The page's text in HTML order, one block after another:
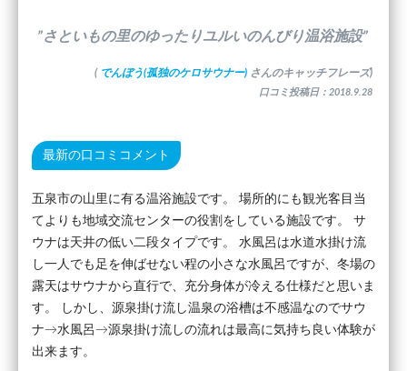
”さといもの里のゆったりユルいのんびり温浴施設”
( でんぼう(孤独のケロサウナー) さんのキャッチフレーズ)
口コミ投稿日：2018.9.28
最新の口コミコメント
五泉市の山里に有る温浴施設です。 場所的にも観光客目当
てよりも地域交流センターの役割をしている施設です。 サ
ウナは天井の低い二段タイプです。 水風呂は水道水掛け流
し一人でも足を伸ばせない程の小さな水風呂ですが、冬場の
露天はサウナから直行で、充分身体が冷える仕様だと思いま
す。 しかし、源泉掛け流し温泉の浴槽は不感温なのでサウ
ナ→水風呂→源泉掛け流しの流れは最高に気持ち良い体験が
出来ます。